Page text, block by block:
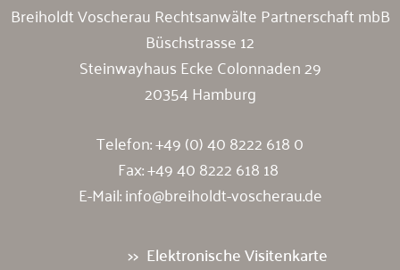
Breiholdt Voscherau Rechtsanwälte Partnerschaft mbB
Büschstrasse 12
Steinwayhaus Ecke Colonnaden 29
20354 Hamburg
Telefon:+49 (0) 40 8222 618 0
Fax: +49 40 8222 618 18
E-Mail:info@breiholdt-voscherau.de
Elektronische Visitenkarte